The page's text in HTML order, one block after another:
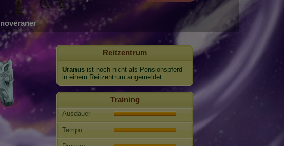
Reitzentrum
Uranus ist noch nicht als Pensionspferd
in einem Reitzentrum angemeldet.
Training
Ausdauer
Tempo